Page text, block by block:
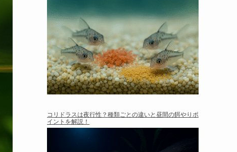
コリドラスは夜行性？種類ごとの違いと昼間の餌やりポ
イントを解説！